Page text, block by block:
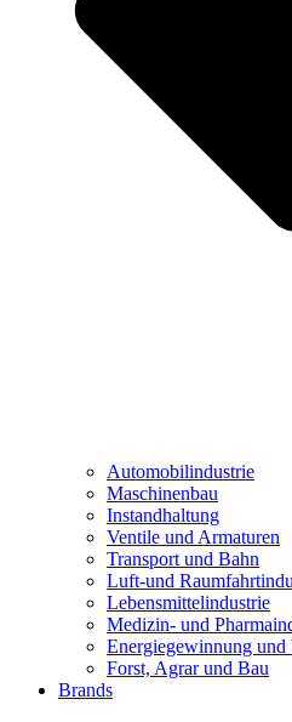
Automobilindustrie
Maschinenbau
Instandhaltung
Ventile und Armaturen
Transport und Bahn
Luft-und
Lebensmittelindustrie
Medizin- und
Energiegewinnung und
Forst, Agrar und Bau
Brands